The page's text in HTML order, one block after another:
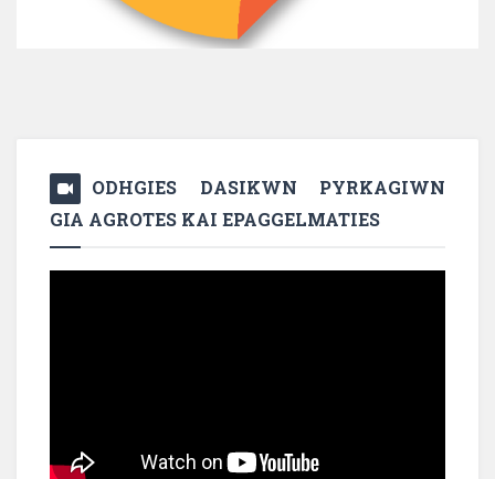
ODHGIES DASIKWN PYRKAGIWN
GIA AGROTES KAI EPAGGELMATIES